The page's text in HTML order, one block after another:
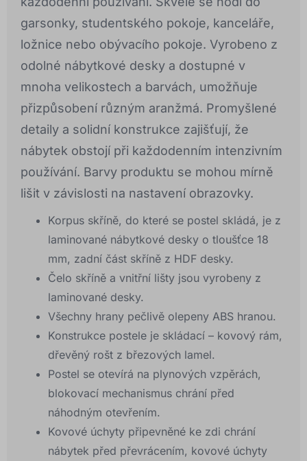
garsonky, studentského pokoje, kanceláře,
ložnice nebo obývacího pokoje. Vyrobeno z
odolné nábytkové desky a dostupné v
mnoha velikostech a barvách, umožňuje
přizpůsobení různým aranžmá. Promyšlené
detaily a solidní konstrukce zajišťují, že
nábytek obstojí při každodenním intenzivním
používání. Barvy produktu se mohou mírně
lišit v závislosti na nastavení obrazovky.
Korpus skříně, do které se postel skládá, je z
laminované nábytkové desky o tloušťce 18
mm, zadní část skříně z HDF desky.
Čelo skříně a vnitřní lišty jsou vyrobeny z
laminované desky.
Všechny hrany pečlivě olepeny ABS hranou.
Konstrukce postele je skládací – kovový rám,
dřevěný rošt z březových lamel.
Postel se otevírá na plynových vzpěrách,
blokovací mechanismus chrání před
náhodným otevřením.
Kovové úchyty připevněné ke zdi chrání
nábytek před převrácením, kovové úchyty